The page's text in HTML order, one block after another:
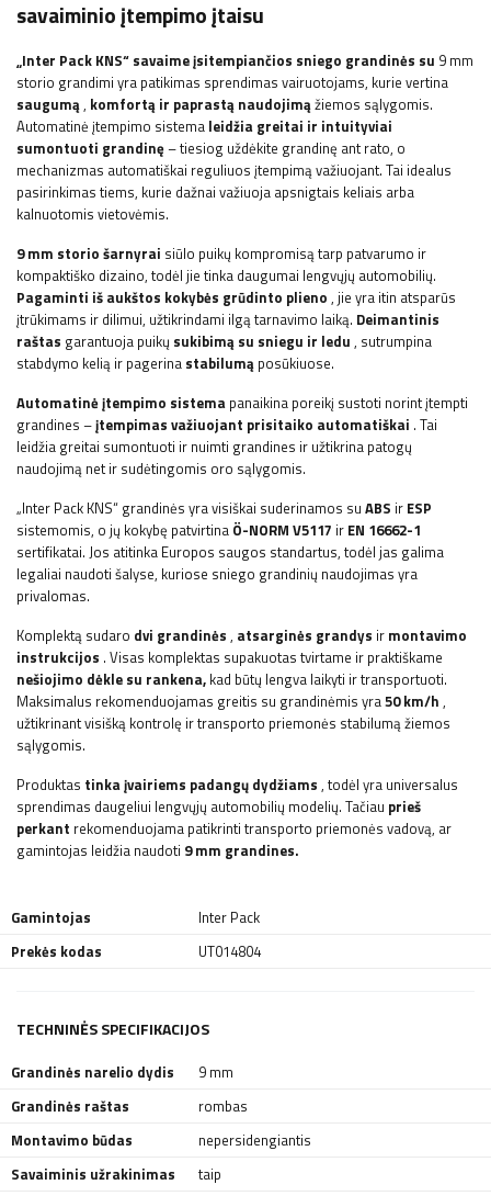
savaiminio įtempimo įtaisu
„Inter Pack KNS“ savaime įsitempiančios sniego grandinės su 9 mm
storio grandimi yra patikimas sprendimas vairuotojams, kurie vertina
saugumą, komfortą ir paprastą naudojimąžiemos sąlygomis.
Automatinė įtempimo sistema leidžia greitai ir intuityviai
sumontuoti grandinę– tiesiog uždėkite grandinę ant rato, o
mechanizmas automatiškai reguliuos įtempimą važiuojant. Tai idealus
pasirinkimas tiems, kurie dažnai važiuoja apsnigtais keliais arba
kalnuotomis vietovėmis.
9 mm storio šarnyrai siūlo puikų kompromisą tarp patvarumo ir
kompaktiško dizaino, todėl jie tinka daugumai lengvųjų automobilių.
Pagaminti iš aukštos kokybės grūdinto plieno , jie yra itin atsparūs
įtrūkimams ir dilimui, užtikrindami ilgą tarnavimo laiką. Deimantinis
raštas garantuoja puikų sukibimą su sniegu ir ledu , sutrumpina
stabdymo kelią ir pagerina stabilumą posūkiuose.
Automatinė įtempimo sistema panaikina poreikį sustoti norint įtempti
grandines –įtempimas važiuojant prisitaiko automatiškai . Tai
leidžia greitai sumontuoti ir nuimti grandines ir užtikrina patogų
naudojimą net ir sudėtingomis oro sąlygomis.
„Inter Pack KNS“ grandinės yra visiškai suderinamos su ABS ir ESP
sistemomis, o jų kokybę patvirtina Ö-NORM V5117 ir EN 16662-1
sertifikatai. Jos atitinka Europos saugos standartus, todėl jas galima
legaliai naudoti šalyse, kuriose sniego grandinių naudojimas yra
privalomas.
Komplektą sudaro dvi grandinės , atsarginės grandys ir montavimo
instrukcijos . Visas komplektas supakuotas tvirtame ir praktiškame
nešiojimo dėkle su rankena, kad būtų lengva laikyti ir transportuoti.
Maksimalus rekomenduojamas greitis su grandinėmis yra50 km/h ,
užtikrinant visišką kontrolę ir transporto priemonės stabilumą žiemos
sąlygomis.
Produktas tinka įvairiems padangų dydžiams , todėl yra universalus
sprendimas daugeliui lengvųjų automobilių modelių. Tačiau prieš
perkant rekomenduojama patikrinti transporto priemonės vadovą, ar
gamintojas leidžia naudoti 9 mm grandines.
Gamintojas
Inter Pack
Prekės kodas
UT014804
TECHNINĖS SPECIFIKACIJOS
Grandinės narelio dydis
9 mm
Grandinės raštas
rombas
Montavimo būdas
nepersidengiantis
Savaiminis užrakinimas
taip